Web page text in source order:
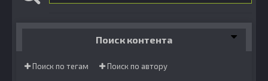
Поиск контента
Поиск по тегам Поиск по автору